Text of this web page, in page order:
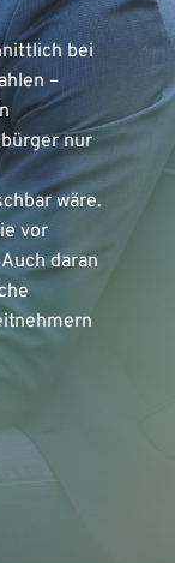
bei
–
nur
wäre.
vor
daran